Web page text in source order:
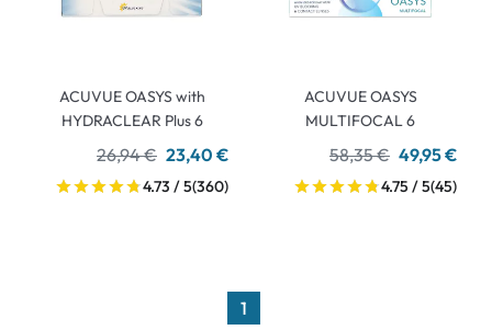
ACUVUE OASYS with
HYDRACLEAR Plus 6
26,94 € 23,40 €
4.73 / 5(360)
ACUVUE OASYS
MULTIFOCAL 6
58,35 € 49,95 €
4.75 / 5(45)
1